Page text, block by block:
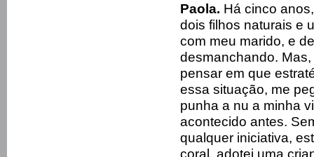
Paola. Há cinco
dois filhos naturais e
com meu marido, e
desmanchando.
pensar em que
essa situação, me
punha a nu a minha
acontecido antes.
qualquer iniciativa,
coral, adotei uma